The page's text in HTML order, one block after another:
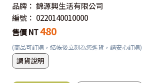
品牌： 錦源興生活有限公司
編號： 0220140010000
售價 NT480
(商品可訂購，結帳後立刻為您進貨，請安心訂購)
調貨說明